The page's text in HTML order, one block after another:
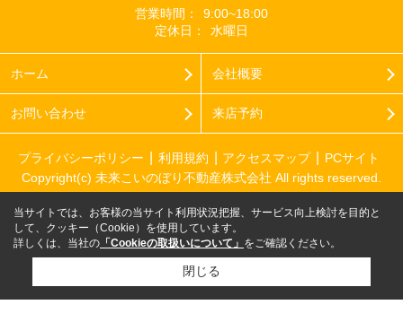
営業時間：
9:00~18:00
定休日：
水曜日
ホーム 会社概要
お問い合わせ 来店予約
プライバシーポリシー 利用規約 アクセスマップ
PCサイト
Copyright(c) 未来こいのぼり不動産株式会社 All rights reserved.
当サイトでは、お客様の当サイト利用状況把握、サービス向上検討を目的と
して、クッキー（Cookie）を使用しています。
詳しくは、当社の 「Cookieの取扱いについて」 をご確認ください。
閉じる